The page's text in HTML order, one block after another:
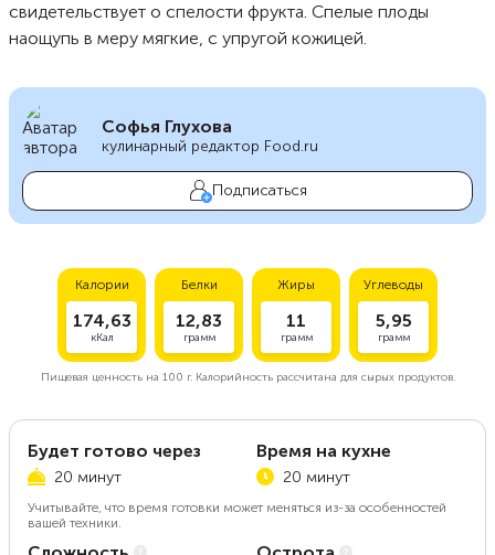
свидетельствует о спелости фрукта. Спелые плоды
наощупь в меру мягкие, с упругой кожицей.
Софья Глухова
кулинарный редактор Food.ru
Подписаться
Калории
174,63
кКал
Белки
12,83
грамм
Жиры
11
грамм
Углеводы
5,95
грамм
Пищевая ценность на 100 г.Калорийность рассчитана для сырых продуктов.
Будет готово через
20 минут
Время на кухне
20 минут
Учитывайте, что время готовки может меняться из-за особенностей
вашей техники.